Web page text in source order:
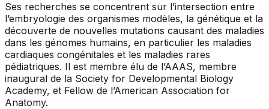
Ses recherches se concentrent sur l’intersection entre
l’embryologie des organismes modèles, la génétique et la
découverte de nouvelles mutations causant des maladies
dans les génomes humains, en particulier les maladies
cardiaques congénitales et les maladies rares
pédiatriques. Il est membre élu de l’AAAS, membre
inaugural de la Society for Developmental Biology
Academy, et Fellow de l’American Association for
Anatomy.